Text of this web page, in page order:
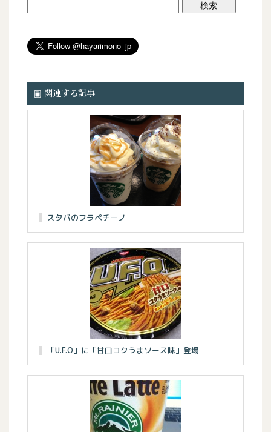
関連する記事
スタバのフラペチーノ
「U.F.O」に「甘口コクうまソース味」登場